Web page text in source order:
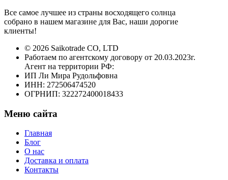
Все самое лучшее из страны восходящего солнца
собрано в нашем магазине для Вас, наши дорогие
клиенты!
© 2026 Saikotrade CO, LTD
Работаем по агентскому договору от 20.03.2023г.
Агент на территории РФ:
ИП Ли Мира Рудольфовна
ИНН: 272506474520
ОГРНИП: 322272400018433
Меню сайта
Главная
Блог
О нас
Доставка и оплата
Контакты